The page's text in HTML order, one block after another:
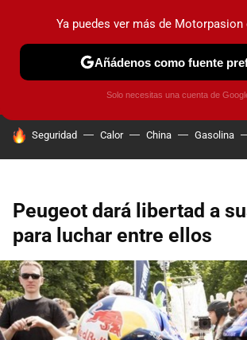
PRUEBAS COCHES ELÉCTRICOS
HOY SE HABLA DE
Seguridad Calor China Gasolina
Peugeot dará libertad a
para luchar entre ellos
Ya puedes ver más de Motorpasion
Añádenos como fuente
Solo necesitas una cuenta de